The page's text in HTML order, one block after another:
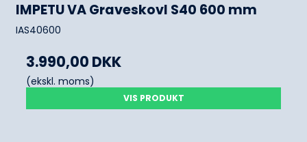
IMPETU VA Graveskovl S40 600 mm
IAS40600
3.990,00 DKK
(ekskl. moms)
VIS PRODUKT